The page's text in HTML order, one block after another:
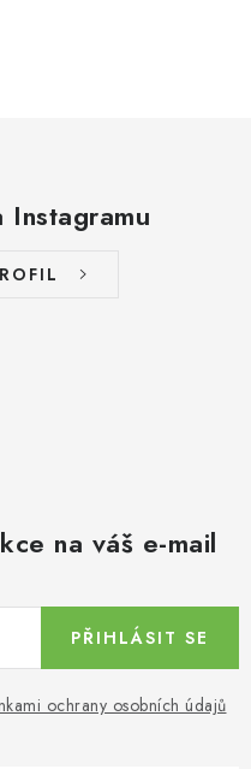
Instagramu
na váš e-mail
ochrany osobních údajů
PŘIHLÁSIT SE